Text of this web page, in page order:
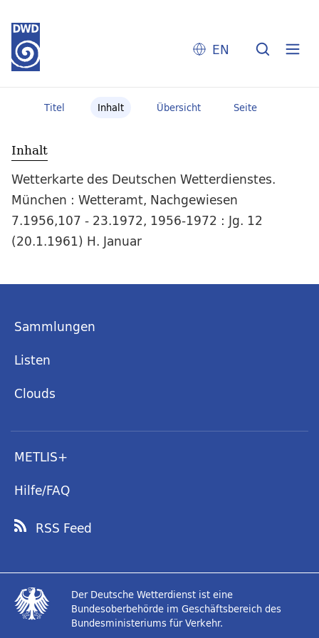
EN
Titel Inhalt Übersicht Seite
Inhalt
Wetterkarte des Deutschen Wetterdienstes.
München : Wetteramt, Nachgewiesen
7.1956,107 - 23.1972, 1956-1972 : Jg. 12
(20.1.1961) H. Januar
Sammlungen
Listen
Clouds
METLIS+
Hilfe/FAQ
RSS Feed
Der Deutsche Wetterdienst ist eine
Bundesoberbehörde im Geschäftsbereich des
Bundesministeriums für Verkehr.